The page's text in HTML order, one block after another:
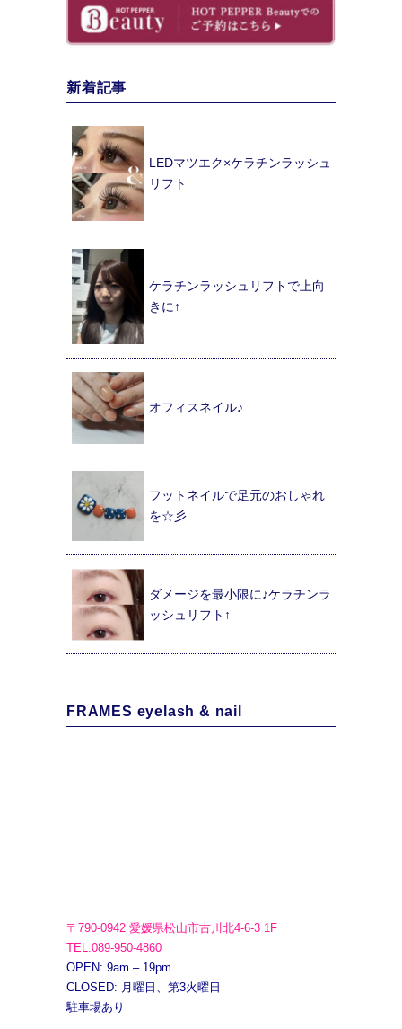
新着記事
LEDマツエク×ケラチンラッシュ
リフト
ケラチンラッシュリフトで上向
きに↑
オフィスネイル♪
フットネイルで足元のおしゃれ
を☆彡
ダメージを最小限に♪ケラチンラ
ッシュリフト↑
FRAMES eyelash & nail
〒790-0942 愛媛県松山市古川北4-6-3 1F
TEL.089-950-4860
OPEN: 9am – 19pm
CLOSED: 月曜日、第3火曜日
駐車場あり